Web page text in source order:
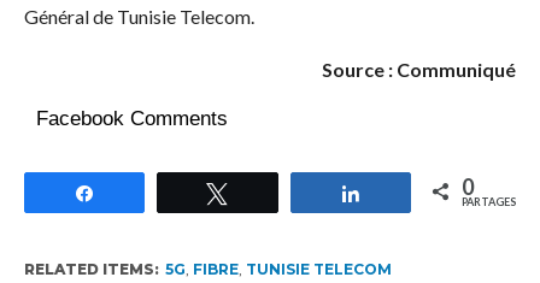
Général de Tunisie Telecom.
Source : Communiqué
Facebook Comments
Partagez 0
PARTAGES
RELATED ITEMS: 5G FIBRE, TUNISIE TELECOM